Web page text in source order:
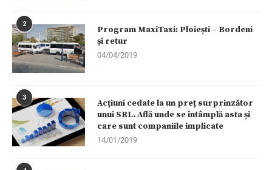
2
Program MaxiTaxi: Ploiești – Bordeni
și retur
04/04/2019
3
Acțiuni cedate la un preț surprinzător
unui SRL. Află unde se întâmplă asta și
care sunt companiile implicate
14/01/2019